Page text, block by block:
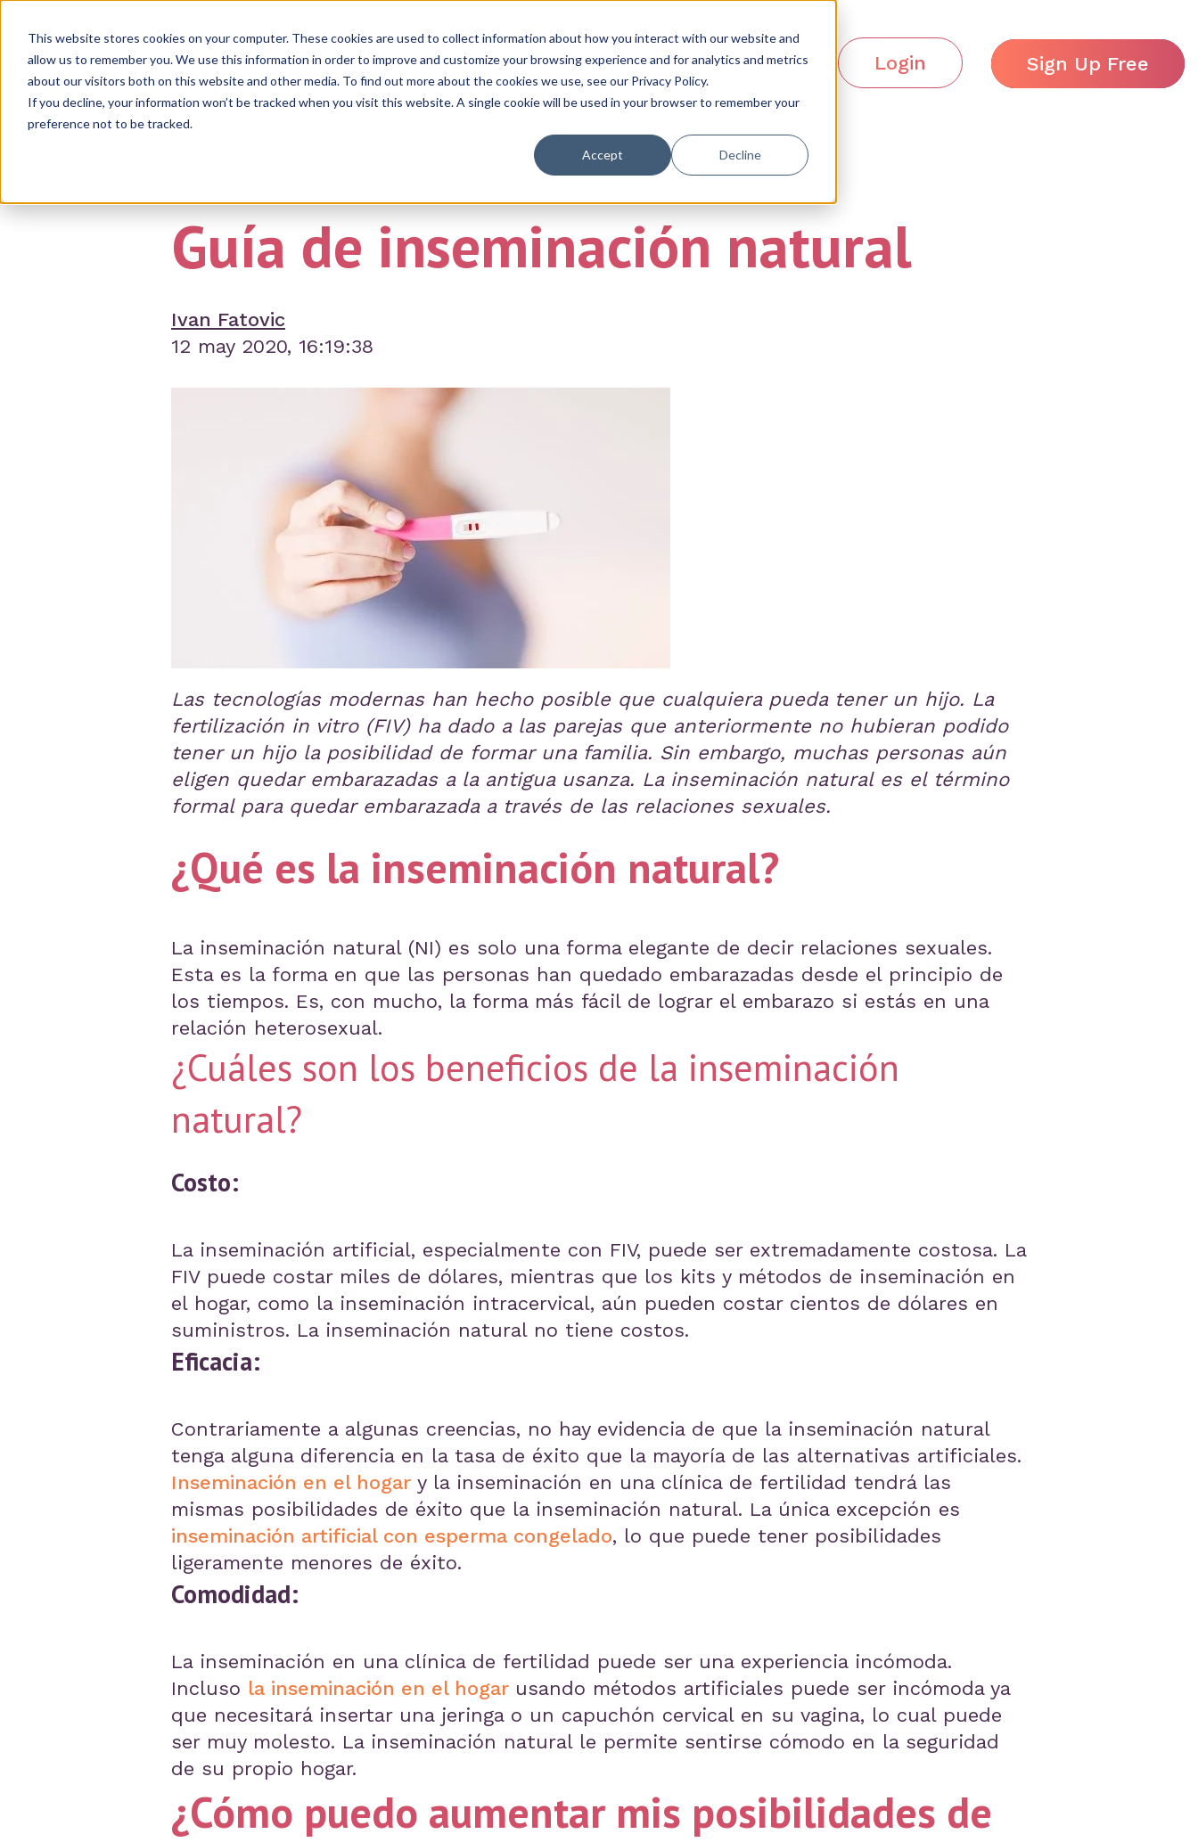
This website stores cookies on your computer. These cookies are used to collect information about how you interact with our website and
allow us to remember you. We use this information in order to improve and customize your browsing experience and for analytics and metrics
about our visitors both on this website and other media. To find out more about the cookies we use, see our Privacy Policy.
If you decline, your information won’t be tracked when you visit this website. A single cookie will be used in your browser to remember your
preference not to be tracked.
Accept Decline
About Concierge Blog Support Login Sign Up Free
Guía de inseminación natural
Ivan Fatovic
12 may 2020, 16:19:38
Las tecnologías modernas han hecho posible que cualquiera pueda tener un hijo. La
fertilización in vitro (FIV) ha dado a las parejas que anteriormente no hubieran podido
tener un hijo la posibilidad de formar una familia. Sin embargo, muchas personas aún
eligen quedar embarazadas a la antigua usanza. La inseminación natural es el término
formal para quedar embarazada a través de las relaciones sexuales.
¿Qué es la inseminación natural?
La inseminación natural (NI) es solo una forma elegante de decir relaciones sexuales.
Esta es la forma en que las personas han quedado embarazadas desde el principio de
los tiempos. Es, con mucho, la forma más fácil de lograr el embarazo si estás en una
relación heterosexual.
¿Cuáles son los beneficios de la inseminación
natural?
Costo:
La inseminación artificial, especialmente con FIV, puede ser extremadamente costosa. La
FIV puede costar miles de dólares, mientras que los kits y métodos de inseminación en
el hogar, como la inseminación intracervical, aún pueden costar cientos de dólares en
suministros. La inseminación natural no tiene costos.
Eficacia:
Contrariamente a algunas creencias, no hay evidencia de que la inseminación natural
tenga alguna diferencia en la tasa de éxito que la mayoría de las alternativas artificiales.
Inseminación en el hogar y la inseminación en una clínica de fertilidad tendrá las
mismas posibilidades de éxito que la inseminación natural. La única excepción es
inseminación artificial con esperma congelado, lo que puede tener posibilidades
ligeramente menores de éxito.
Comodidad:
La inseminación en una clínica de fertilidad puede ser una experiencia incómoda.
Incluso la inseminación en el hogar usando métodos artificiales puede ser incómoda ya
que necesitará insertar una jeringa o un capuchón cervical en su vagina, lo cual puede
ser muy molesto. La inseminación natural le permite sentirse cómodo en la seguridad
de su propio hogar.
¿Cómo puedo aumentar mis posibilidades de